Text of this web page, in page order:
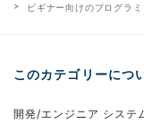
ビギナー向けのプログラ
このカテゴリーにつ
開発/エンジニア システ